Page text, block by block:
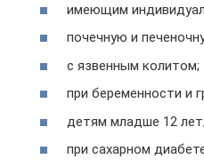
имеющим
почечную и
с язвенным колитом;
при беременности и
детям младше 12 лет;
при сахарном